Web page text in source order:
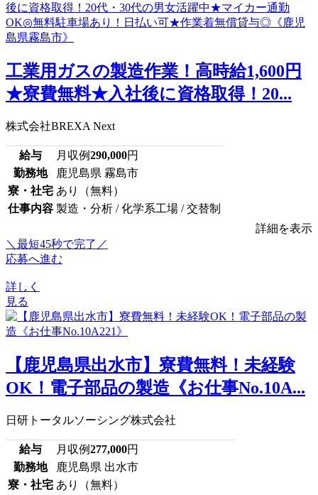
工業用ガスの製造作業！高時給1,600円
★寮費無料★入社後に資格取得！20...
株式会社BREXA Next
給与 月収例290,000円
勤務地
鹿児島県 霧島市
寮・社宅 あり（無料）
仕事内容 製造・分析 / 化学系工場 / 交替制
詳細を表示
＼最短45秒で完了／
応募へ進む
詳しく
見る
【鹿児島県出水市】寮費無料！未経験
OK！電子部品の製造《お仕事No.10A...
日研トータルソーシング株式会社
給与 月収例277,000円
勤務地
鹿児島県 出水市
寮・社宅 あり（無料）